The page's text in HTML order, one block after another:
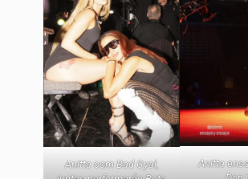
Anitta com Bad Gyal,
Anitta